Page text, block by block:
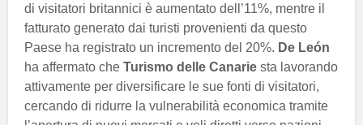
di visitatori britannici è aumentato dell’11%, mentre il
fatturato generato dai turisti provenienti da questo
Paese ha registrato un incremento del 20%. De León
ha affermato che Turismo delle Canarie sta lavorando
attivamente per diversificare le sue fonti di visitatori,
cercando di ridurre la vulnerabilità economica tramite